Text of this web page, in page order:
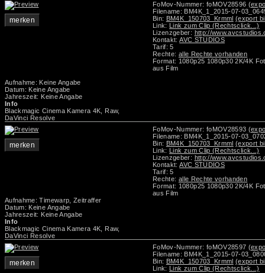
merken
FoMov-Nummer: foMOV28596
Filename: BM4K_1_2015-07-
Bin: BM4K_150703_Krmml (export
Link: Link zum Clip (Rechtsclick...)
Lizenzgeber: http://
Kontakt:AVC STUDIOS
Tarif: 5
Rechte: alle Rechte vorhanden
Format: 1080p25 1080p30 2K/4K
aus Film
Aufnahme: Keine Angabe
Datum: Keine Angabe
Jahreszeit: Keine Angabe
Info
Blackmagic Cinema Kamera 4K, Raw,
DaVinci Resolve
merken
FoMov-Nummer: foMOV28593
Filename: BM4K_1_2015-07-
Bin: BM4K_150703_Krmml (export
Link: Link zum Clip (Rechtsclick...)
Lizenzgeber: http://
Kontakt:AVC STUDIOS
Tarif: 5
Rechte: alle Rechte vorhanden
Format: 1080p25 1080p30 2K/4K
aus Film
Aufnahme: Timewarp, Zeitraffer
Datum: Keine Angabe
Jahreszeit: Keine Angabe
Info
Blackmagic Cinema Kamera 4K, Raw,
DaVinci Resolve
merken
FoMov-Nummer: foMOV28597
Filename: BM4K_1_2015-07-
Bin: BM4K_150703_Krmml (export
Link: Link zum Clip (Rechtsclick...)